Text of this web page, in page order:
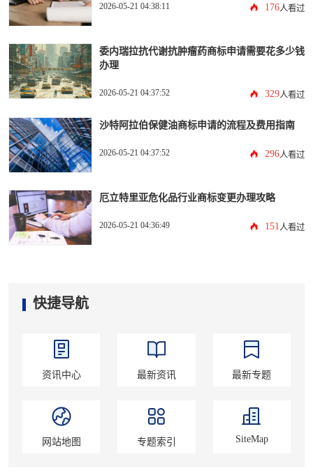
2026-05-21 04:38:11 176人看过
委内瑞拉抗代谢抗肿瘤药商标申请需要花多少钱
办理
2026-05-21 04:37:52 329人看过
沙特阿拉伯保健油商标申请的流程及费用指南
2026-05-21 04:37:52 296人看过
厄立特里亚危化品行业商标变更办理攻略
2026-05-21 04:36:49 151 人看过
快捷导航
资讯中心 最新资讯 最新专题
网站地图 专题索引 SiteMap